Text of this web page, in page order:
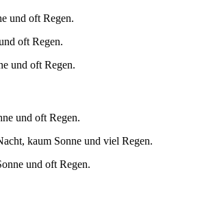
und oft Regen.
oft Regen.
und oft Regen.
und oft Regen.
kaum Sonne und viel Regen.
und oft Regen.